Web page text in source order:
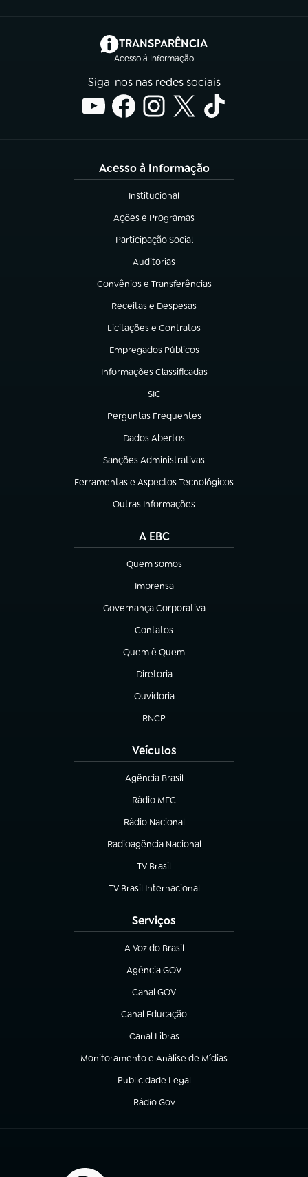
TRANSPARÊNCIA
Acesso à Informação
(abre em nova aba)
Siga-nos nas redes sociais
Acesso à Informação
Institucional
(abre em nova aba)
Ações e Programas
(abre em nova aba)
Participação Social
(abre em nova aba)
Auditorias
(abre em nova aba)
Convênios e Transferências
(abre em nova aba)
Receitas e Despesas
(abre em nova aba)
Licitações e Contratos
(abre em nova aba)
Empregados Públicos
(abre em nova aba)
Informações Classificadas
(abre em nova aba)
SIC
(abre em nova aba)
Perguntas Frequentes
(abre em nova aba)
Dados Abertos
(abre em nova aba)
Sanções Administrativas
(abre em nova aba)
Ferramentas e Aspectos Tecnológicos
(abre em nova aba)
Outras Informações
(abre em nova aba)
A EBC
Quem somos
(abre em nova aba)
Imprensa
(abre em nova aba)
Governança Corporativa
(abre em nova aba)
Contatos
(abre em nova aba)
Quem é Quem
(abre em nova aba)
Diretoria
(abre em nova aba)
Ouvidoria
(abre em nova aba)
RNCP
(abre em nova aba)
Veículos
Agência Brasil
(abre em nova aba)
Rádio MEC
(abre em nova aba)
Rádio Nacional
Radioagência Nacional
(abre em nova aba)
TV Brasil
(abre em nova aba)
TV Brasil Internacional
(abre em nova aba)
Serviços
A Voz do Brasil
(abre em nova aba)
Agência GOV
(abre em nova aba)
Canal GOV
(abre em nova aba)
Canal Educação
(abre em nova aba)
Canal Libras
(abre em nova aba)
Monitoramento e Análise de Mídias
(abre em nova aba)
Publicidade Legal
(abre em nova aba)
Rádio Gov
(abre em nova aba)